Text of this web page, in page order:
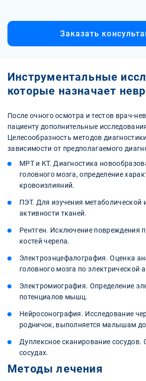
Заказать
Инструментальные
которые назначает
После очного осмотра и тестов врач-
пациенту дополнительные
Целесообразность методов
зависимости от предполагаемого
МРТ и КТ. Диагностика
головного мозга, определение
кровоизлияний.
ПЭТ. Для изучения метаболической
активности тканей.
Рентген. Исключение повреждения
костей черепа.
Электроэнцефалография. Оценка
головного мозга по электрической
Электромиография. Определение
потенциалов мышц.
Нейросонография. Исследование
родничок, выполняется малышам до
Дуплексное сканирование сосудов.
сосудах.
Методы лечения